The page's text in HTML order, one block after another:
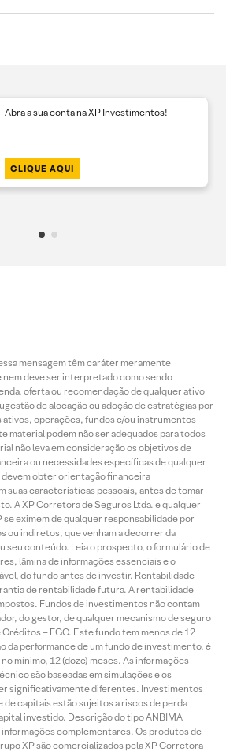
Abra a sua conta na XP Investimentos!
CLIQUE AQUI
mensagem têm caráter meramente
deve ser interpretado como sendo
oferta ou recomendação de qualquer ativo
de alocação ou adoção de estratégias por
ativos, operações, fundos e/ou instrumentos
material podem não ser adequados para todos
não leva em consideração os objetivos de
ou necessidades específicas de qualquer
obter orientação financeira
suas características pessoais, antes de tomar
A XP Corretora de Seguros Ltda. e qualquer
eximem de qualquer responsabilidade por
ou indiretos, que venham a decorrer da
seu conteúdo. Leia o prospecto, o formulário de
lâmina de informações essenciais e o
do fundo antes de investir. Rentabilidade
de rentabilidade futura. A rentabilidade
Fundos de investimentos não contam
do gestor, de qualquer mecanismo de seguro
– FGC. Este fundo tem menos de 12
da performance de um fundo de investimento, é
mínimo, 12 (doze) meses. As informações
são baseadas em simulações e os
significativamente diferentes. Investimentos
de capitais estão sujeitos a riscos de perda
investido. Descrição do tipo ANBIMA
complementares. Os produtos de
XP são comercializados pela XP Corretora